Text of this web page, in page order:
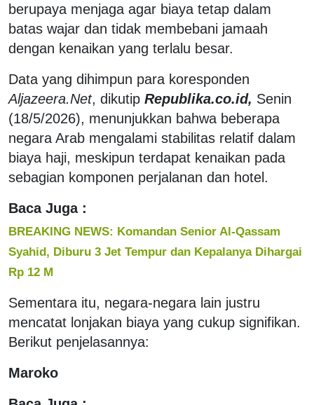
berupaya menjaga agar biaya tetap dalam
batas wajar dan tidak membebani jamaah
dengan kenaikan yang terlalu besar.
Data yang dihimpun para koresponden
Aljazeera.Net, dikutip Republika.co.id, Senin
(18/5/2026), menunjukkan bahwa beberapa
negara Arab mengalami stabilitas relatif dalam
biaya haji, meskipun terdapat kenaikan pada
sebagian komponen perjalanan dan hotel.
Baca Juga :
BREAKING NEWS: Komandan Senior Al-Qassam
Syahid, Diburu 3 Jet Tempur dan Kepalanya Dihargai
Rp 12 M
Sementara itu, negara-negara lain justru
mencatat lonjakan biaya yang cukup signifikan.
Berikut penjelasannya:
Maroko